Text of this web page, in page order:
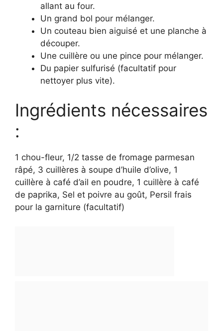
allant au four.
Un grand bol pour mélanger.
Un couteau bien aiguisé et une planche à
découper.
Une cuillère ou une pince pour mélanger.
Du papier sulfurisé (facultatif pour
nettoyer plus vite).
Ingrédients nécessaires
:
1 chou-fleur, 1/2 tasse de fromage parmesan
râpé, 3 cuillères à soupe d’huile d’olive, 1
cuillère à café d’ail en poudre, 1 cuillère à café
de paprika, Sel et poivre au goût, Persil frais
pour la garniture (facultatif)